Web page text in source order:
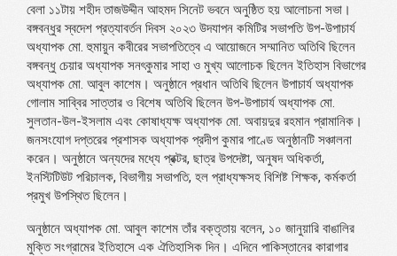
বেলা ১১টায় শহীদ তাজউদ্দীন আহমদ সিনেট ভবনে অনুষ্ঠিত হয় আলোচনা সভা।
বঙ্গবন্ধুর স্বদেশ প্রত্যাবর্তন দিবস ২০২৩ উদযাপন কমিটির সভাপতি উপ-উপাচার্য
অধ্যাপক মো. হুমায়ুন কবীরের সভাপতিত্বে এ আয়োজনে সম্মানিত অতিথি ছিলেন
বঙ্গবন্ধু চেয়ার অধ্যাপক সনৎকুমার সাহা ও মুখ্য আলোচক ছিলেন ইতিহাস বিভাগের
অধ্যাপক মো. আবুল কাশেম। অনুষ্ঠানে প্রধান অতিথি ছিলেন উপাচার্য অধ্যাপক
গোলাম সাব্বির সাত্তার ও বিশেষ অতিথি ছিলেন উপ-উপাচার্য অধ্যাপক মো.
সুলতান-উল-ইসলাম এবং কোষাধ্যক্ষ অধ্যাপক মো. অবায়দুর রহমান প্রামানিক।
জনসংযোগ দপ্তরের প্রশাসক অধ্যাপক প্রদীপ কুমার পাণ্ডে অনুষ্ঠানটি সঞ্চালনা
করেন। অনুষ্ঠানে অন্যদের মধ্যে প্রক্টর, ছাত্র উপদেষ্টা, অনুষদ অধিকর্তা,
ইনস্টিটিউট পরিচালক, বিভাগীয় সভাপতি, হল প্রাধ্যক্ষসহ বিশিষ্ট শিক্ষক, কর্মকর্তা
প্রমুখ উপস্থিত ছিলেন।
অনুষ্ঠানে অধ্যাপক মো. আবুল কাশেম তাঁর বক্তৃতায় বলেন, ১০ জানুয়ারি বাঙালির
মুক্তি সংগ্রামের ইতিহাসে এক ঐতিহাসিক দিন। এদিনে পাকিস্তানের কারাগার